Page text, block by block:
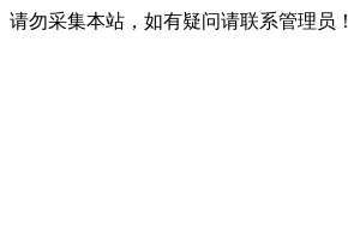
请勿采集本站，如有疑问请联系管理员！